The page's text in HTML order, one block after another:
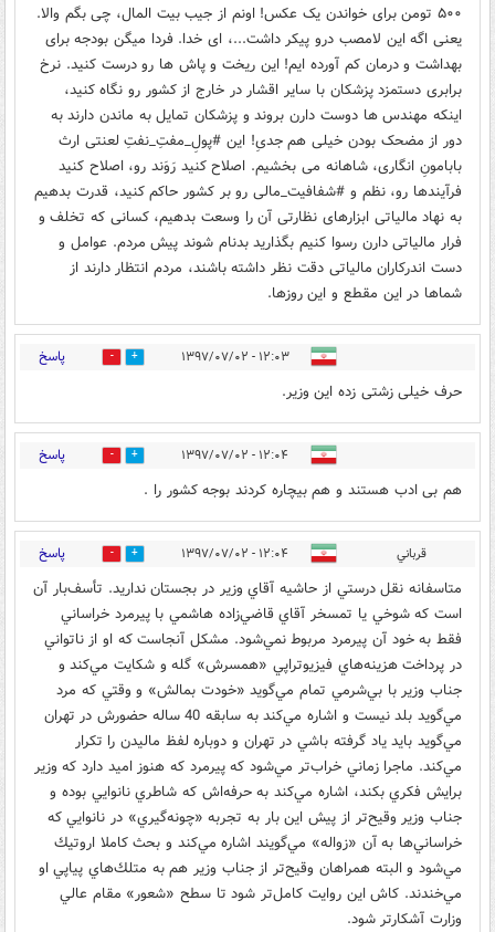
۵۰۰ تومن برای خواندن یک عکس! اونم از جیب بیت المال، چی بگم والا.
یعنی اگه این لامصب درو پیکر داشت...، ای خدا. فردا میگن بودجه برای
بهداشت و درمان کم آورده ایم! این ریخت و پاش ها رو درست کنید. نرخ
برابری دستمزد پزشکان با سایر اقشار در خارج از کشور رو نگاه کنید،
اینکه مهندس ها دوست دارن بروند و پزشکان تمایل به ماندن دارند به
دور از مضحک بودن خیلی هم جدیِ! این #پولِ_مفتِ_نفتِ لعنتی ارث
بابامونِ انگاری، شاهانه می بخشیم. اصلاح کنید رَوَند رو، اصلاح کنید
فرآیندها رو، نظم و #شفافیت_مالی رو بر کشور حاکم کنید، قدرت بدهیم
به نهاد مالیاتی ابزارهای نظارتی آن را وسعت بدهیم، کسانی که تخلف و
فرار مالیاتی دارن رسوا کنیم بگذارید بدنام شوند پیش مردم. عوامل و
دست اندرکاران مالیاتی دقت نظر داشته باشند، مردم انتظار دارند از
شماها در این مقطع و این روزها.
۱۲:۰۳ - ۱۳۹۷/۰۷/۰۲ 22 پاسخ
حرف خیلی زشتی زده این وزیر.
۱۲:۰۴ - ۱۳۹۷/۰۷/۰۲ 35 پاسخ
هم بی ادب هستند و هم بیچاره کردند بوجه کشور را .
قرباني ۱۲:۰۴ - ۱۳۹۷/۰۷/۰۲ 53 پاسخ
متاسفانه نقل درستي از حاشيه آقاي وزير در بجستان نداريد. تأسف‌بار آن
است كه شوخي يا تمسخر آقاي قاضي‌زاده هاشمي با پيرمرد خراساني
فقط به خود آن پيرمرد مربوط نمي‌شود. مشكل آنجاست كه او از ناتواني
در پرداخت هزينه‌هاي فيزيوتراپي «همسرش» گله و شكايت مي‌كند و
جناب وزير با بي‌شرمي تمام مي‌گويد «خودت بمالش» و وقتي كه مرد
مي‌گويد بلد نيست و اشاره مي‌كند به سابقه 40 ساله حضورش در تهران
مي‌گويد بايد ياد گرفته باشي در تهران و دوباره لفظ ماليدن را تكرار
مي‌كند. ماجرا زماني خراب‌تر مي‌شود كه پيرمرد كه هنوز اميد دارد كه وزير
برايش فكري بكند، اشاره مي‌كند به حرفه‌اش كه شاطري نانوايي بوده و
جناب وزير وقيح‌تر از پيش اين بار به تجربه «چونه‌گيري» در نانوايي كه
خراساني‌ها به آن «زواله» مي‌گويند اشاره مي‌كند و بحث كاملا اروتيك
مي‌شود و البته همراهان وقيح‌تر از جناب وزير هم به متلك‌هاي پياپي او
مي‌خندند. كاش اين روايت كامل‌تر شود تا سطح «شعور» مقام عالي
وزارت آشكار‌تر شود.